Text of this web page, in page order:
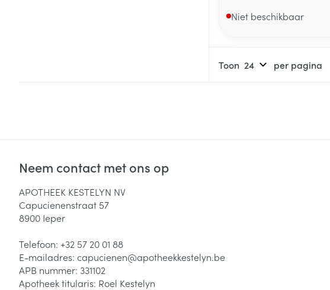
Niet beschikbaar
Toon per pagina
Neem contact met ons op
APOTHEEK KESTELYN NV
Capucienenstraat 57
8900 Ieper
Telefoon: +32 57 20 01 88
E-mailadres: capucienen@apotheekkestelyn.be
APB nummer: 331102
Apotheek titularis: Roel Kestelyn